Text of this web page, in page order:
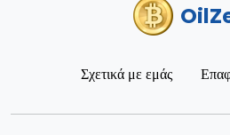
Σχετικά με εμάς